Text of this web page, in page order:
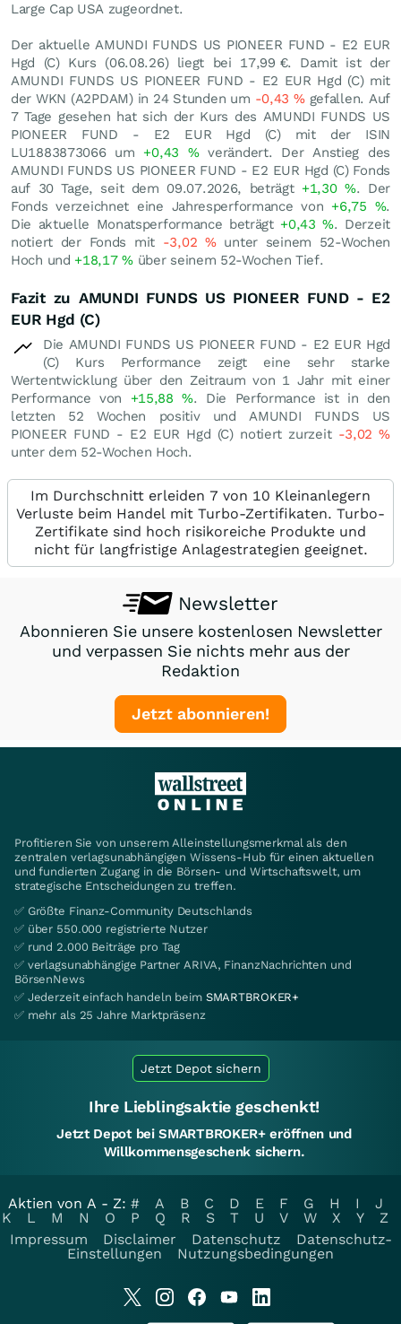
Large Cap USA zugeordnet.
Der aktuelle AMUNDI FUNDS US PIONEER FUND - E2 EUR
Hgd (C) Kurs (06.08.26) liegt bei 17,99 €. Damit ist der
AMUNDI FUNDS US PIONEER FUND - E2 EUR Hgd (C) mit
der WKN (A2PDAM) in 24 Stunden um -0,43 %gefallen. Auf
7 Tage gesehen hat sich der Kurs des AMUNDI FUNDS US
PIONEER FUND - E2 EUR Hgd (C) mit der ISIN
LU1883873066 um +0,43 %verändert. Der Anstieg des
AMUNDI FUNDS US PIONEER FUND - E2 EUR Hgd (C) Fonds
auf 30 Tage, seit dem 09.07.2026, beträgt +1,30 %. Der
Fonds verzeichnet eine Jahresperformance von +6,75 %.
Die aktuelle Monatsperformance beträgt +0,43%. Derzeit
notiert der Fonds mit -3,02 %unter seinem 52-Wochen
Hoch und +18,17%über seinem 52-Wochen Tief.
Fazit zu AMUNDI FUNDS US PIONEER FUND - E2
EUR Hgd (C)
Die AMUNDI FUNDS US PIONEER FUND - E2 EUR Hgd
(C) Kurs Performance zeigt eine sehr starke
Wertentwicklung über den Zeitraum von 1 Jahr mit einer
Performance von +15,88%. Die Performance ist in den
letzten 52 Wochen positiv und AMUNDI FUNDS US
PIONEER FUND - E2 EUR Hgd (C) notiert zurzeit -3,02%
unter dem 52-Wochen Hoch.
Im Durchschnitt erleiden 7 von 10 Kleinanlegern
Verluste beim Handel mit Turbo-Zertifikaten. Turbo-
Zertifikate sind hoch risikoreiche Produkte und
nicht für langfristige Anlagestrategien geeignet.
Newsletter
Abonnieren Sie unsere kostenlosen Newsletter
und verpassen Sie nichts mehr aus der
Redaktion
Jetzt abonnieren!
Profitieren Sie von unserem Alleinstellungsmerkmal als den
zentralen verlagsunabhängigen Wissens-Hub für einen aktuellen
und fundierten Zugang in die Börsen- und Wirtschaftswelt, um
strategische Entscheidungen zu treffen.
✅ Größte Finanz-Community Deutschlands
✅ über 550.000 registrierte Nutzer
✅ rund 2.000 Beiträge pro Tag
✅ verlagsunabhängige Partner ARIVA, FinanzNachrichten und
BörsenNews
✅ Jederzeit einfach handeln beim SMARTBROKER+
✅ mehr als 25 Jahre Marktpräsenz
Jetzt Depot sichern
Ihre Lieblingsaktie geschenkt!
Jetzt Depot bei SMARTBROKER+ eröffnen und
Willkommensgeschenk sichern.
Aktien von A - Z: # A B C D E F G H I
J
K
L M N O P Q R S T U V W X Y
Z
Impressum
Disclaimer Datenschutz
Datenschutz-
Einstellungen
Nutzungsbedingungen